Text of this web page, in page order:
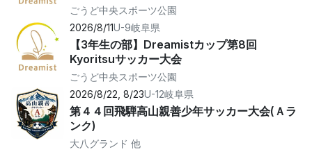
ごうど中央スポーツ公園
2026/8/11U-9岐阜県
【3年生の部】Dreamistカップ第8回
Kyoritsuサッカー大会
ごうど中央スポーツ公園
2026/8/22, 8/23U-12岐阜県
第４４回飛騨高山親善少年サッカー大会(Ａラ
ンク)
大八グランド 他